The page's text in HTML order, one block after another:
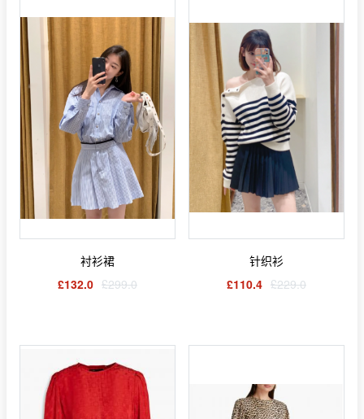
衬衫裙
£132.0 £299.0
针织衫
£110.4 £229.0